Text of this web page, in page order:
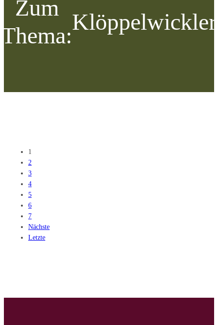
Zum
Thema:
Klöppelwickler
1
2
3
4
5
6
7
Nächste
Letzte